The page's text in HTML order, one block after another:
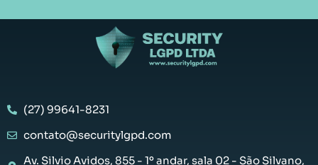
(27) 99641-8231
contato@securitylgpd.com
Av. Silvio Avidos, 855 - 1º andar, sala 02 - São Silvano,